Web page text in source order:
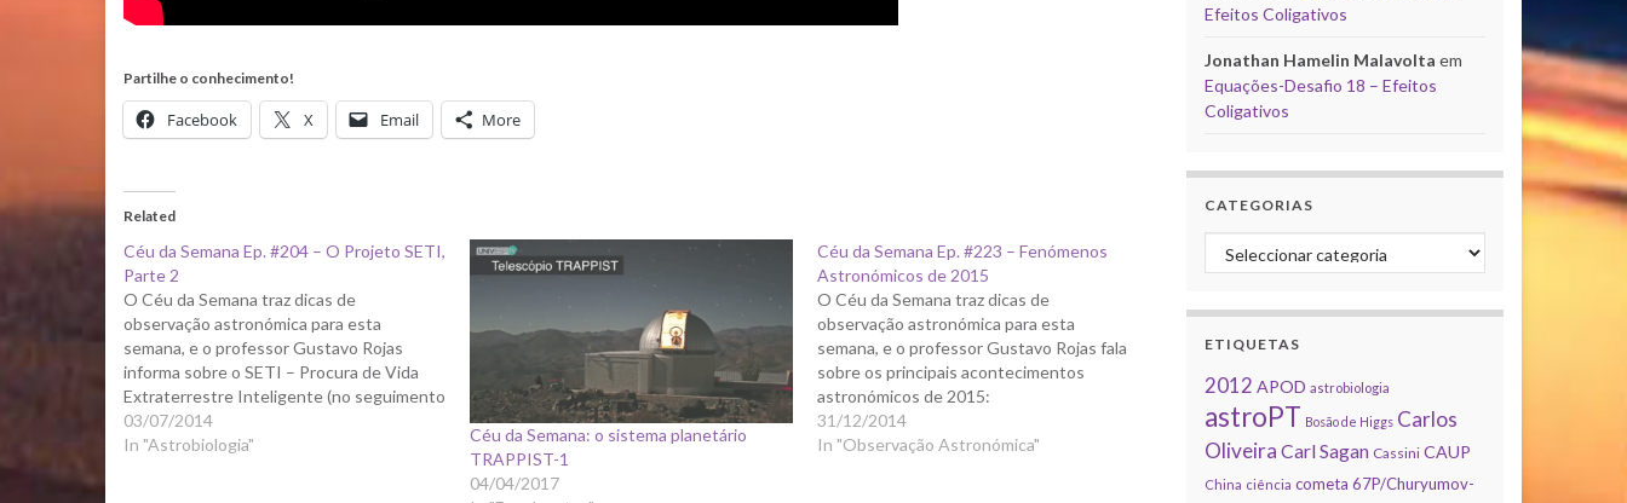
Partilhe o conhecimento!
Facebook X Email More
Related
Céu da Semana Ep. #204 – O Projeto SETI,
Parte 2
O Céu da Semana traz dicas de
observação astronómica para esta
semana, e o professor Gustavo Rojas
informa sobre o SETI – Procura de Vida
Extraterrestre Inteligente (no seguimento
do programa anterior):
03/07/2014
In "Astrobiologia"
Céu da Semana: o sistema planetário
TRAPPIST-1
04/04/2017
Céu da Semana Ep. #223 – Fenómenos
Astronómicos de 2015
O Céu da Semana traz dicas de
observação astronómica para esta
semana, e o professor Gustavo Rojas fala
sobre os principais acontecimentos
astronómicos de 2015:
31/12/2014
In "Observação Astronómica"
Efeitos Coligativos
Jonathan Hamelin Malavolta em
Equações-Desafio 18 – Efeitos
Coligativos
CATEGORIAS
Categorias
ETIQUETAS
2012 APOD astrobiologia
astroPT Bosão de Higgs Carlos
Oliveira Carl Sagan Cassini CAUP
China ciência cometa 67P/Churyumov-